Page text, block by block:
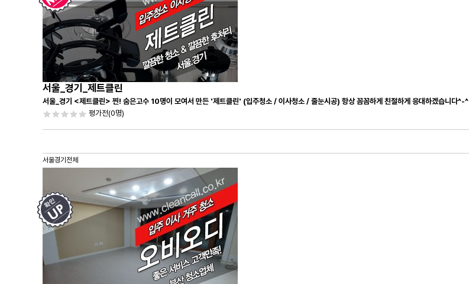
서울_경기_제트클린
서울_경기 <제트클린> 찐! 숨은고수 10명이 모여서 만든 '제트클린' (입주청소 / 이사청소 / 줄눈시공) 항상 꼼꼼하게 친절하게 응대하겠습니다^-^
평가전(0명)
서울경기전체